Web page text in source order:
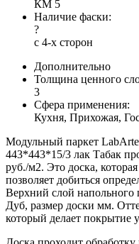
КМ 5
Наличие фаски:
?
с 4-х сторон
Дополнительно
Толщина ценного
3
Сфера применения:
Кухня, Прихожая,
Модульный паркет
443*443*15/3 лак Табак
руб./м2. Это доска,
позволяет добиться
Верхний слой напольного
Дуб, размер доски мм.
который делает покрытие